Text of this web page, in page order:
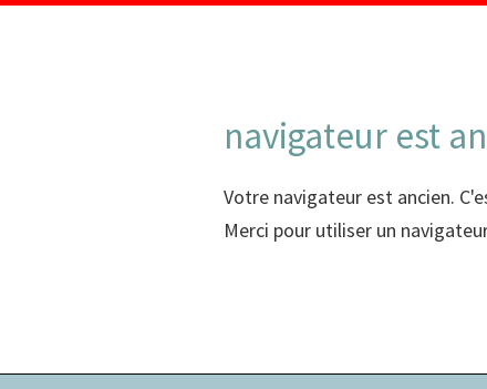
navigateur est
Votre navigateur est ancien.
Merci pour utiliser un